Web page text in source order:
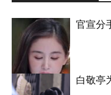
官宣分
白敬亭